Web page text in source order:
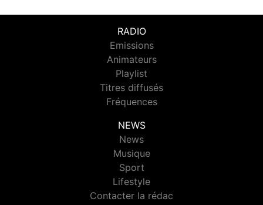
RADIO
Emissions
Animateurs
Playlist
Titres diffusés
Fréquences
NEWS
News
Musique
Sport
Lifestyle
Contacter la rédac